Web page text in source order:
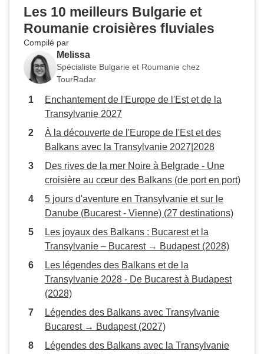
Les 10 meilleurs Bulgarie et
Roumanie croisières fluviales
Compilé par
Melissa
Spécialiste Bulgarie et Roumanie chez
TourRadar
Enchantement de l'Europe de l'Est et de la
Transylvanie 2027
À la découverte de l'Europe de l'Est et des
Balkans avec la Transylvanie 2027|2028
Des rives de la mer Noire à Belgrade - Une
croisière au cœur des Balkans (de port en port)
5 jours d'aventure en Transylvanie et sur le
Danube (Bucarest - Vienne) (27 destinations)
Les joyaux des Balkans : Bucarest et la
Transylvanie – Bucarest → Budapest (2028)
Les légendes des Balkans et de la
Transylvanie 2028 - De Bucarest à Budapest
(2028)
Légendes des Balkans avec Transylvanie
Bucarest → Budapest (2027)
Légendes des Balkans avec la Transylvanie